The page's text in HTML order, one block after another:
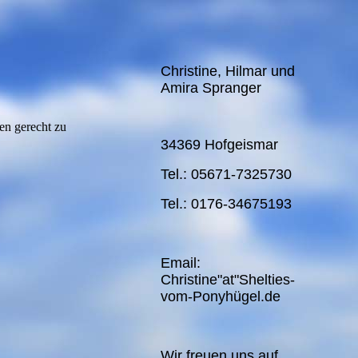
gerecht zu
Christine, Hilmar und
Amira Spranger
34369 Hofgeismar
Tel.: 05671-7325730
Tel.: 0176-34675193
Email:
Christine"at"Shelties-
vom-Ponyhügel.de